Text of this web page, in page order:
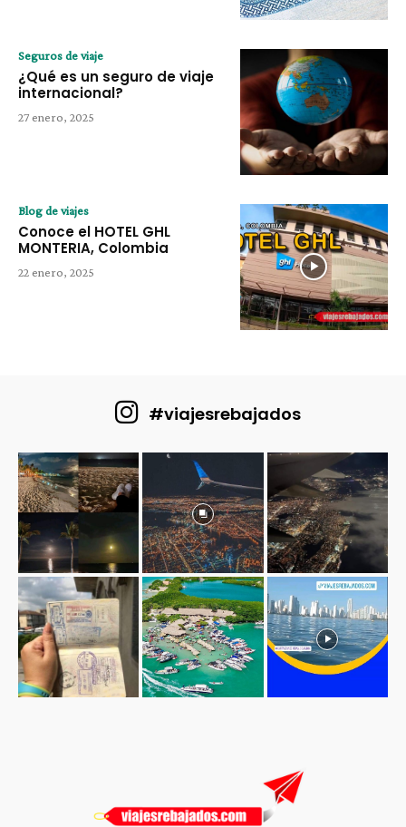
Seguros de viaje
¿Qué es un seguro de viaje
internacional?
27 enero, 2025
Blog de viajes
Conoce el HOTEL GHL
MONTERIA, Colombia
22 enero, 2025
#viajesrebajados